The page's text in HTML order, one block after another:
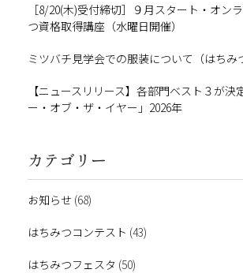
［8/20(木)受付締切］９月スタート・オン
つ資格取得講座（水曜日開催）
ミツバチ見学会での服装について（はちみ
【ニュースリリース】各部門ベスト３が決
ー・オブ・ザ・イヤー」2026年
カテゴリー
お知らせ (68)
はちみつコンテスト (43)
はちみつフェスタ (50)